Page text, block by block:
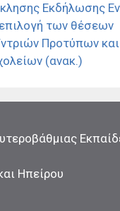
Εκδήλωσης
των θέσεων
Προτύπων και
(ανακ.)
Ηπείρου